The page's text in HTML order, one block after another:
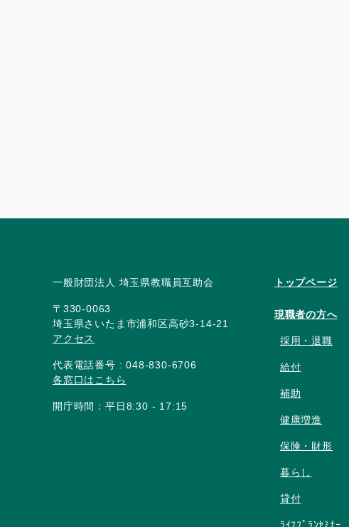
一般財団法人 埼玉県教職員互助会
〒330-0063
埼玉県さいたま市浦和区高砂3-14-21
アクセス
代表電話番号 : 048-830-6706
各窓口はこちら
開庁時間：平日8:30 - 17:15
トップページ
現職者の方へ
採用・退職
給付
補助
健康増進
保険・財形
暮らし
貸付
ﾗｲﾌﾌﾟﾗﾝｾﾐﾅｰ